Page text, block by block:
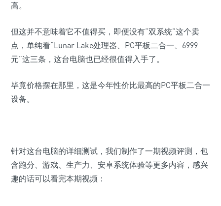
高。
但这并不意味着它不值得买，即便没有“双系统”这个卖
点，单纯看“Lunar Lake处理器、 PC平板二合一、 6999
元”这三条，这台电脑也已经很值得入手了。
毕竟价格摆在那里，这是今年性价比最高的PC平板二合一
设备。
针对这台电脑的详细测试，我们制作了一期视频评测，包
含跑分、游戏、生产力、安卓系统体验等更多内容，感兴
趣的话可以看完本期视频：